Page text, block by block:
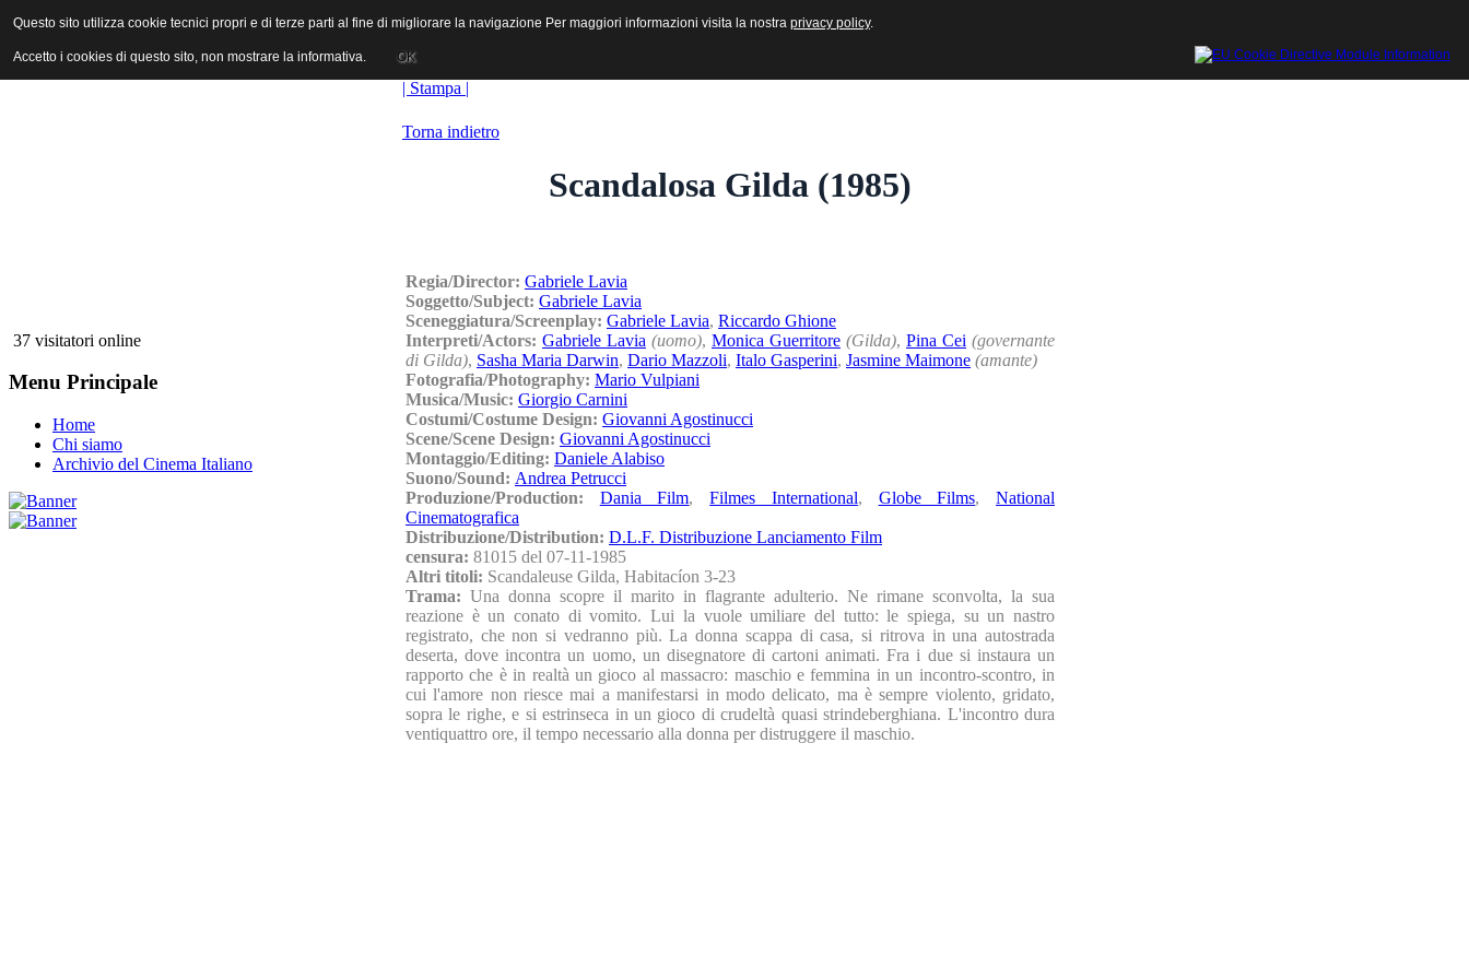
ANICA | Associazione Nazionale Industrie Cinematografiche Audiovisive e Multimediali
37 visitatori online
Menu Principale
Home
Chi siamo
Archivio del Cinema Italiano
| Stampa |
Torna indietro
Scandalosa Gilda (1985)
Regia/Director: Gabriele Lavia
Soggetto/Subject: Gabriele Lavia
Sceneggiatura/Screenplay: Gabriele Lavia, Riccardo Ghione
Interpreti/Actors: Gabriele Lavia (uomo), Monica Guerritore (Gilda), Pina Cei (governante
di Gilda), Sasha Maria Darwin, Dario Mazzoli, Italo Gasperini, Jasmine Maimone (amante)
Fotografia/Photography: Mario Vulpiani
Musica/Music: Giorgio Carnini
Costumi/Costume Design: Giovanni Agostinucci
Scene/Scene Design: Giovanni Agostinucci
Montaggio/Editing: Daniele Alabiso
Suono/Sound: Andrea Petrucci
Produzione/Production: Dania Film,Filmes International, Globe Films,National
Cinematografica
Distribuzione/Distribution: D.L.F. Distribuzione Lanciamento Film
censura: 81015 del 07-11-1985
Altri titoli: Scandaleuse Gilda, Habitacíon 3-23
Trama: Una donna scopre il marito in flagrante adulterio. Ne rimane sconvolta, la sua
reazione è un conato di vomito. Lui la vuole umiliare del tutto: le spiega, su un nastro
registrato, che non si vedranno più. La donna scappa di casa, si ritrova in una autostrada
deserta, dove incontra un uomo, un disegnatore di cartoni animati. Fra i due si instaura un
rapporto che è in realtà un gioco al massacro: maschio e femmina in un incontro-scontro, in
cui l'amore non riesce mai a manifestarsi in modo delicato, ma è sempre violento, gridato,
sopra le righe, e si estrinseca in un gioco di crudeltà quasi strindeberghiana. L'incontro dura
ventiquattro ore, il tempo necessario alla donna per distruggere il maschio.
Questo sito utilizza cookie tecnici propri e di terze parti al fine di migliorare la navigazione Per maggiori informazioni visita la nostra privacy policy.
Accetto i cookies di questo sito, non mostrare la informativa. OK
Questo sito utilizza cookie tecnici propri e di terze parti al fine di migliorare la navigazione Per maggiori informazioni visita la nostra privacy policy.
Accetto i cookies di questo sito, non mostrare la informativa. OK